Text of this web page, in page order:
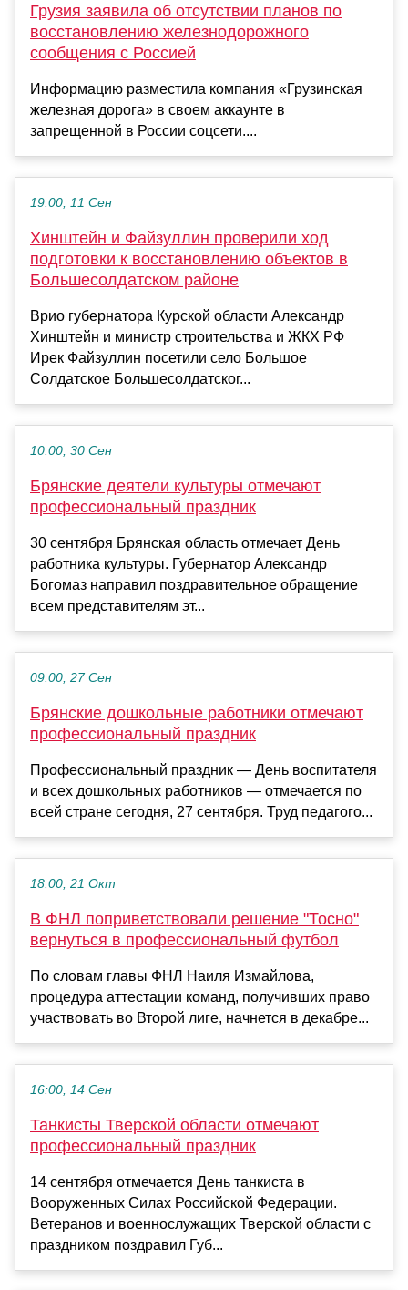
Грузия заявила об отсутствии планов по
восстановлению железнодорожного
сообщения с Россией
Информацию разместила компания «Грузинская
железная дорога» в своем аккаунте в
запрещенной в России соцсети....
19:00, 11 Сен
Хинштейн и Файзуллин проверили ход
подготовки к восстановлению объектов в
Большесолдатском районе
Врио губернатора Курской области Александр
Хинштейн и министр строительства и ЖКХ РФ
Ирек Файзуллин посетили село Большое
Солдатское Большесолдатског...
10:00, 30 Сен
Брянские деятели культуры отмечают
профессиональный праздник
30 сентября Брянская область отмечает День
работника культуры. Губернатор Александр
Богомаз направил поздравительное обращение
всем представителям эт...
09:00, 27 Сен
Брянские дошкольные работники отмечают
профессиональный праздник
Профессиональный праздник — День воспитателя
и всех дошкольных работников — отмечается по
всей стране сегодня, 27 сентября. Труд педагого...
18:00, 21 Окт
В ФНЛ поприветствовали решение "Тосно"
вернуться в профессиональный футбол
По словам главы ФНЛ Наиля Измайлова,
процедура аттестации команд, получивших право
участвовать во Второй лиге, начнется в декабре...
16:00, 14 Сен
Танкисты Тверской области отмечают
профессиональный праздник
14 сентября отмечается День танкиста в
Вооруженных Силах Российской Федерации.
Ветеранов и военнослужащих Тверской области с
праздником поздравил Губ...